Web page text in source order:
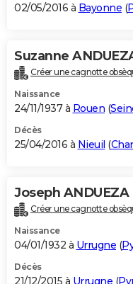
02/05/2016 à Bayonne (
Suzanne
Créer une cagnotte
Naissance
24/11/1937 à Rouen (
Décès
25/04/2016 à Nieuil (
Joseph ANDUEZA
Créer une cagnotte
Naissance
04/01/1932 à Urrugne (
Décès
21/12/2015 à Urrugne (